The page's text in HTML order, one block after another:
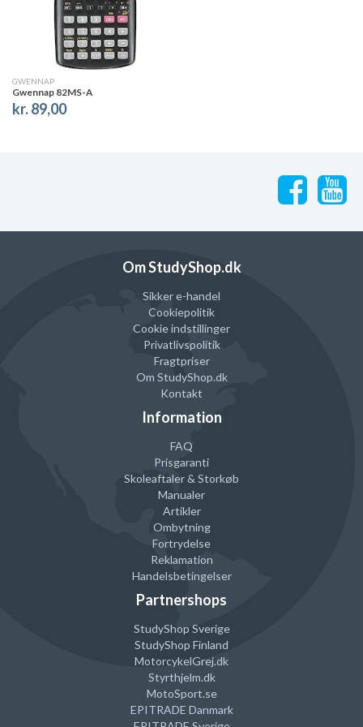
GWENNAP
Gwennap 82MS-A
kr. 89,00
Om StudyShop.dk
Sikker e-handel
Cookiepolitik
Cookie indstillinger
Privatlivspolitik
Fragtpriser
Om StudyShop.dk
Kontakt
Information
FAQ
Prisgaranti
Skoleaftaler & Storkøb
Manualer
Artikler
Ombytning
Fortrydelse
Reklamation
Handelsbetingelser
Partnershops
StudyShop Sverige
StudyShop Finland
MotorcykelGrej.dk
Styrthjelm.dk
MotoSport.se
EPITRADE Danmark